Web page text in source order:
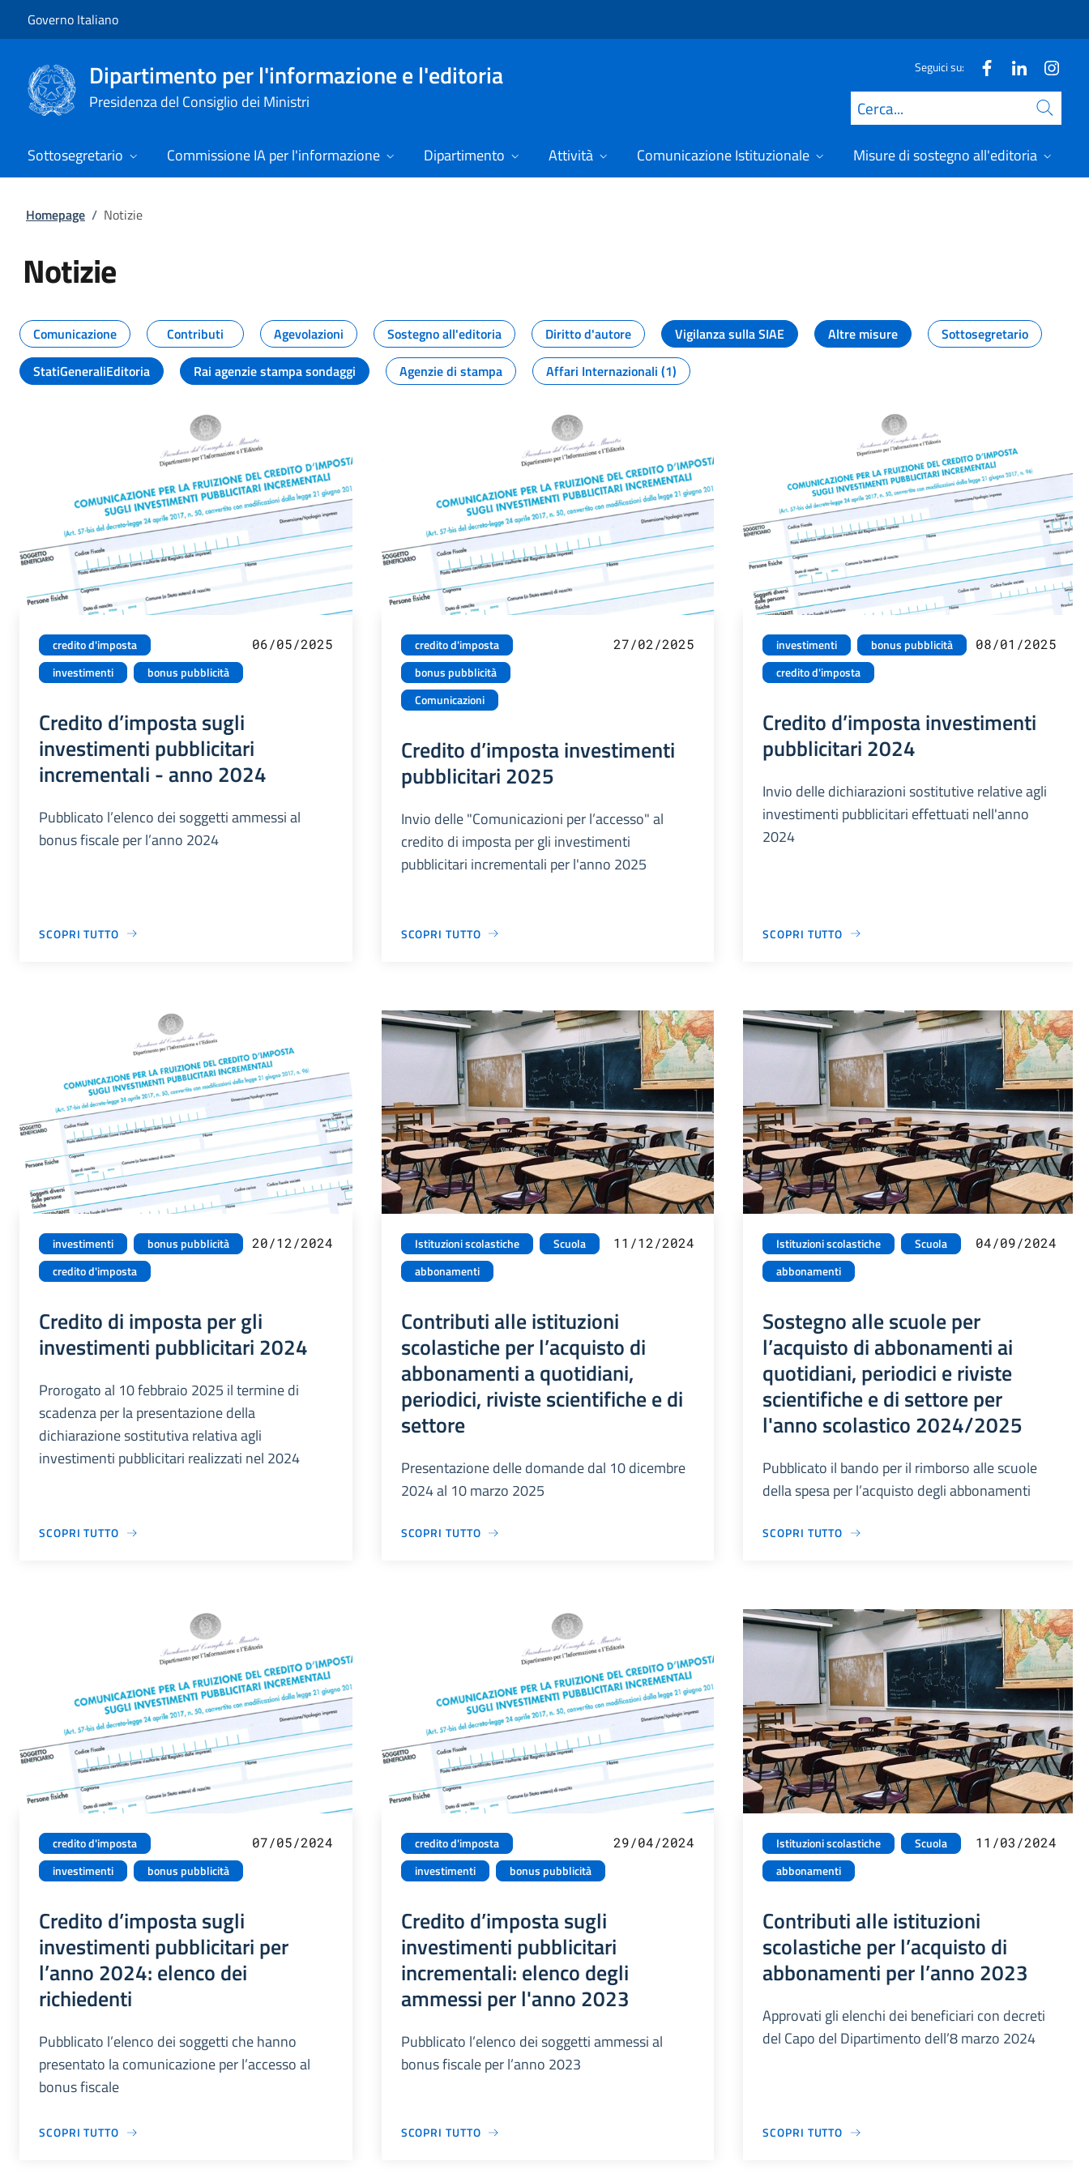
Governo Italiano
Dipartimento per l'informazione e l'editoria
Presidenza del Consiglio dei Ministri
Seguici su:
Cerca
Sottosegretario Commissione IA per l'informazione Dipartimento Attività Comunicazione Istituzionale Misure di sostegno all'editoria
Homepage / Notizie
Notizie
Tutti i contenuti della pagina Notizie
Comunicazione Contributi Agevolazioni Sostegno all'editoria Diritto d'autore Vigilanza sulla SIAE Altre misure
Sottosegretario
StatiGeneraliEditoria
Rai agenzie stampa sondaggi Agenzie di stampa Affari Internazionali (1)
credito d'imposta
investimenti
bonus pubblicità
06/05/2025
Credito d’imposta sugli
investimenti pubblicitari
incrementali - anno 2024
Pubblicato l’elenco dei soggetti ammessi al
bonus fiscale per l’anno 2024
SCOPRI TUTTO
credito d'imposta
bonus pubblicità
Comunicazioni
27/02/2025
Credito d’imposta investimenti
pubblicitari 2025
Invio delle "Comunicazioni per l’accesso" al
credito di imposta per gli investimenti
pubblicitari incrementali per l'anno 2025
SCOPRI TUTTO
investimenti
bonus pubblicità
credito d'imposta
08/01/2025
Credito d’imposta investimenti
pubblicitari 2024
Invio delle dichiarazioni sostitutive relative agli
investimenti pubblicitari effettuati nell'anno
2024
SCOPRI TUTTO
investimenti
bonus pubblicità
credito d'imposta
20/12/2024
Credito di imposta per gli
investimenti pubblicitari 2024
Prorogato al 10 febbraio 2025 il termine di
scadenza per la presentazione della
dichiarazione sostitutiva relativa agli
investimenti pubblicitari realizzati nel 2024
SCOPRI TUTTO
Istituzioni scolastiche
Scuola
abbonamenti
11/12/2024
Contributi alle istituzioni
scolastiche per l’acquisto di
abbonamenti a quotidiani,
periodici, riviste scientifiche e di
settore
Presentazione delle domande dal 10 dicembre
2024 al 10 marzo 2025
SCOPRI TUTTO
Istituzioni scolastiche
Scuola
abbonamenti
04/09/2024
Sostegno alle scuole per
l’acquisto di abbonamenti ai
quotidiani, periodici e riviste
scientifiche e di settore per
l'anno scolastico 2024/2025
Pubblicato il bando per il rimborso alle scuole
della spesa per l’acquisto degli abbonamenti
SCOPRI TUTTO
credito d'imposta
investimenti
bonus pubblicità
07/05/2024
Credito d’imposta sugli
investimenti pubblicitari per
l’anno 2024: elenco dei
richiedenti
Pubblicato l’elenco dei soggetti che hanno
presentato la comunicazione per l’accesso al
bonus fiscale
SCOPRI TUTTO
credito d'imposta
investimenti
bonus pubblicità
29/04/2024
Credito d’imposta sugli
investimenti pubblicitari
incrementali: elenco degli
ammessi per l'anno 2023
Pubblicato l’elenco dei soggetti ammessi al
bonus fiscale per l’anno 2023
SCOPRI TUTTO
Istituzioni scolastiche
Scuola
abbonamenti
11/03/2024
Contributi alle istituzioni
scolastiche per l’acquisto di
abbonamenti per l’anno 2023
Approvati gli elenchi dei beneficiari con decreti
del Capo del Dipartimento dell’8 marzo 2024
SCOPRI TUTTO